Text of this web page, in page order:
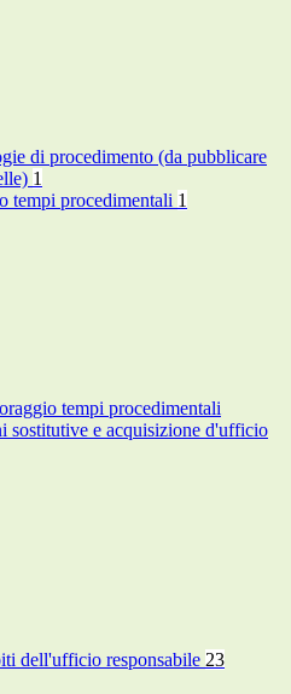
di procedimento (da pubblicare
1
tempi procedimentali 1
tempi procedimentali
sostitutive e acquisizione d'ufficio
dell'ufficio responsabile 23